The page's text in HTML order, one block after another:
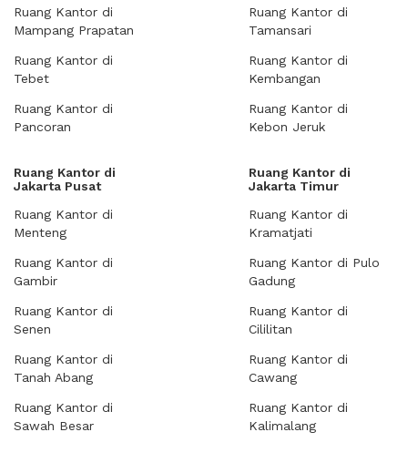
Ruang Kantor di
Mampang Prapatan
Ruang Kantor di
Tebet
Ruang Kantor di
Pancoran
Ruang Kantor di
Tamansari
Ruang Kantor di
Kembangan
Ruang Kantor di
Kebon Jeruk
Ruang Kantor di
Jakarta Pusat
Ruang Kantor di
Menteng
Ruang Kantor di
Gambir
Ruang Kantor di
Senen
Ruang Kantor di
Tanah Abang
Ruang Kantor di
Sawah Besar
Ruang Kantor di
Jakarta Timur
Ruang Kantor di
Kramatjati
Ruang Kantor di Pulo
Gadung
Ruang Kantor di
Cililitan
Ruang Kantor di
Cawang
Ruang Kantor di
Kalimalang